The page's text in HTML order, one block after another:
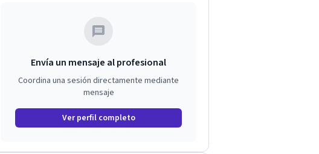
Envía un mensaje al profesional
Coordina una sesión directamente mediante
mensaje
Ver perfil completo